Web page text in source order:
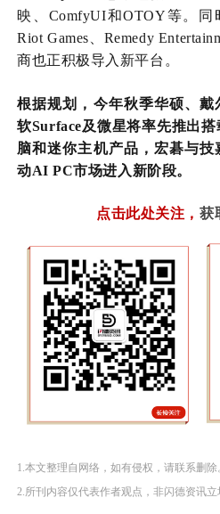
映、ComfyUI和OTOY等。同
Riot Games、Remedy
商也正积极导入新平台。
根据规划，今年秋季华硕、
软Surface及微星将率先推出
脑和迷你主机产品，宏碁与
动AI PC市场进入新阶段。
点击此处关注 ， 获
1.本文整理自网络，如有侵权，请联系删除
2.所刊内容仅代表作者观点，非闪德资讯立